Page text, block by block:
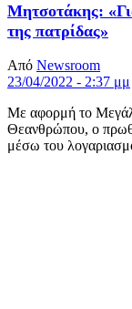
Μητσοτάκης:
της πατρίδας»
Από Newsroom
23/04/2022 - 2:37 μμ
Με αφορμή το
Θεανθρώπου, ο
μέσω του